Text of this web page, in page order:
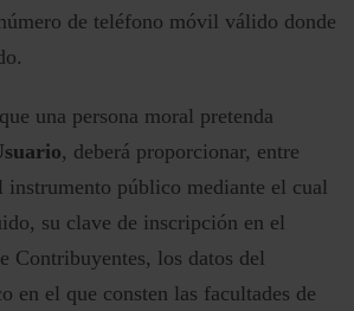
de teléfono móvil válido donde
una persona moral pretenda
, deberá proporcionar, entre
instrumento público mediante el cual
su clave de inscripción en el
Contribuyentes, los datos del
en el que consten las facultades de